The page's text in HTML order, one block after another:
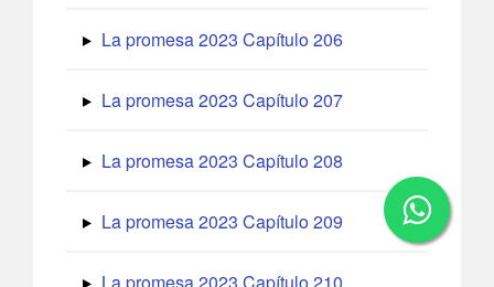
La promesa 2023 Capítulo 206
La promesa 2023 Capítulo 207
La promesa 2023 Capítulo 208
La promesa 2023 Capítulo 209
La promesa 2023 Capítulo 210